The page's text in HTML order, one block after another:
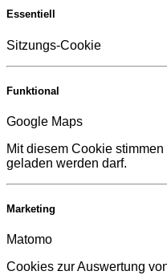
Essentiell
Sitzungs-Cookie
Funktional
Google Maps
Mit diesem Cookie
geladen werden darf.
Marketing
Matomo
Cookies zur Auswertung